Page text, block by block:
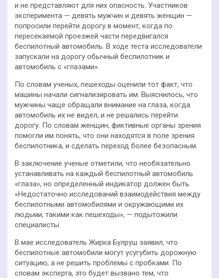
и не представляют для них опасность. Участников
эксперимента — девять мужчин и девять женщин —
попросили перейти дорогу в момент, когда по
пересекаемой проезжей части передвигался
беспилотный автомобиль. В ходе теста исследователи
запускали на дорогу обычный беспилотник и
автомобиль с «глазами».
По словам ученых, пешеходы оценили тот факт, что
машины начали сигнализировать им. Выяснилось, что
мужчины чаще обращали внимание на глаза, когда
автомобиль их не видел, и не решались перейти
дорогу. По словам женщин, фиктивные органы зрения
помогли им понять, что они находятся в поле зрения
беспилотника, и сделать переход более безопасным.
В заключение ученые отметили, что необязательно
устанавливать на каждый беспилотный автомобиль
«глаза», но определенный индикатор должен быть.
«Недостаточно исследований взаимодействия между
беспилотными автомобилями и окружающими их
людьми, такими как пешеходы», — подытожили
специалисты.
В мае исследователь Жирка Булруш заявил, что
беспилотные автомобили могут усугубить дорожную
ситуацию, а не решить проблемы с пробками. По
словам эксперта, это будет вызвано тем, что